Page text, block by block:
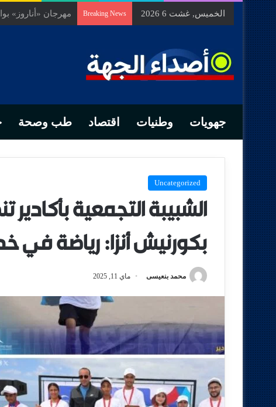
الخميس, غشت 6 2026 Breaking News السيد جمال
جهويات وطنيات اقتصاد طب وصحة
Uncategorized
الشبيبة التجمعية
بكورنيش أنزا: رياضة في
محمد بنعيسى ماي 11, 2025